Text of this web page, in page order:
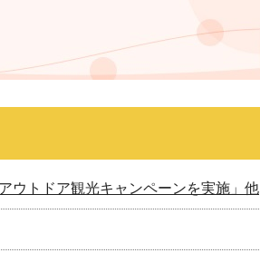
ウトドア観光キャンペーンを実施」他